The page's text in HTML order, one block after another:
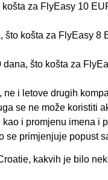
za FlyEasy 10
što košta za FlyEasy
što košta za
i letove drugih
se ne može koristiti
i promjenu imena i
se primjenjuje popust
kakvih je bilo